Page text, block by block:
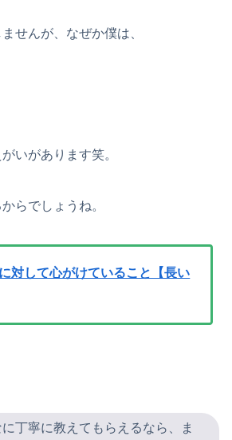
せんが、なぜか僕は、
いがあります笑。
らでしょうね。
対して心がけていること【長い
に丁寧に教えてもらえるなら、ま